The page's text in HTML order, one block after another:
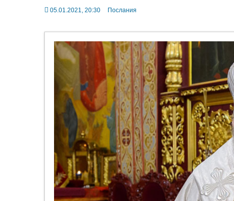
05.01.2021, 20:30 Послания